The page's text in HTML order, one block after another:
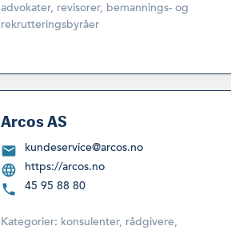
advokater, revisorer, bemannings- og
rekrutteringsbyråer
Arcos AS
kundeservice@arcos.no
https://arcos.no
45 95 88 80
Kategorier: konsulenter, rådgivere,